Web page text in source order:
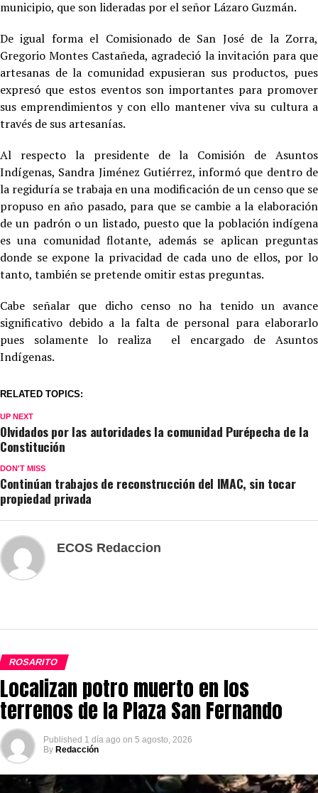
municipio, que son lideradas por el señor Lázaro Guzmán.
De igual forma el Comisionado de San José de la Zorra,
Gregorio Montes Castañeda, agradeció la invitación para que
artesanas de la comunidad expusieran sus productos, pues
expresó que estos eventos son importantes para promover
sus emprendimientos y con ello mantener viva su cultura a
través de sus artesanías.
Al respecto la presidente de la Comisión de Asuntos
Indígenas, Sandra Jiménez Gutiérrez, informó que dentro de
la regiduría se trabaja en una modificación de un censo que se
propuso en año pasado, para que se cambie a la elaboración
de un padrón o un listado, puesto que la población indígena
es una comunidad flotante, además se aplican preguntas
donde se expone la privacidad de cada uno de ellos, por lo
tanto, también se pretende omitir estas preguntas.
Cabe señalar que dicho censo no ha tenido un avance
significativo debido a la falta de personal para elaborarlo
pues solamente lo realiza el encargado de Asuntos
Indígenas.
RELATED TOPICS:
UP NEXT
Olvidados por las autoridades la comunidad Purépecha de la
Constitución
DON'T MISS
Continúan trabajos de reconstrucción del IMAC, sin tocar
propiedad privada
ECOS Redaccion
ROSARITO
Localizan potro muerto en los
terrenos de la Plaza San Fernando
Published 1 día ago on 5 agosto, 2026
By Redacción